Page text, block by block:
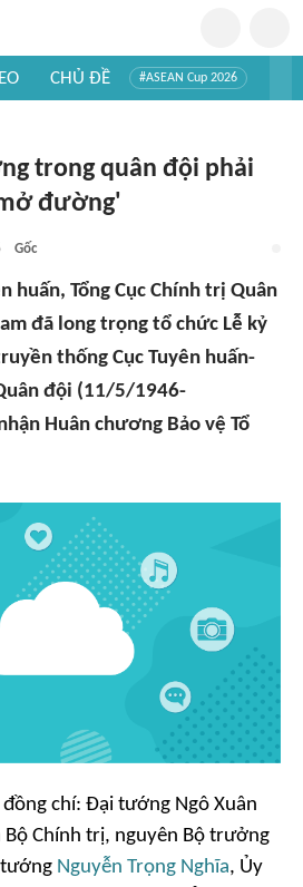
CHỦ ĐỀ #ASEAN Cup 2026
trong quân đội phải
đường'
Gốc
huấn, Tổng Cục Chính trị Quân
đã long trọng tổ chức Lễ kỷ
thống Cục Tuyên huấn-
đội (11/5/1946-
Huân chương Bảo vệ Tổ
chí: Đại tướng Ngô Xuân
Bộ Chính trị, nguyên Bộ trưởng
Nguyễn Trọng Nghĩa, Ủy